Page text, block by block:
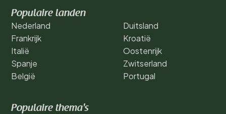
Populaire landen
Nederland
Frankrijk
Italië
Spanje
België
Duitsland
Kroatië
Oostenrijk
Zwitserland
Portugal
Populaire thema's